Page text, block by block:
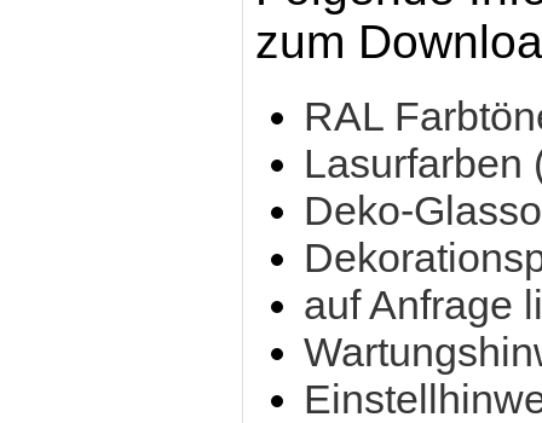
zum
RAL
Lasurfarben
Deko-
auf Anfrage